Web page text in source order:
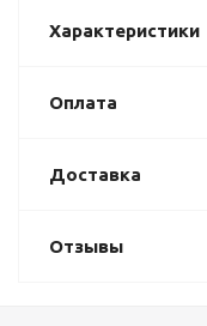
Характеристики
Оплата
Доставка
Отзывы